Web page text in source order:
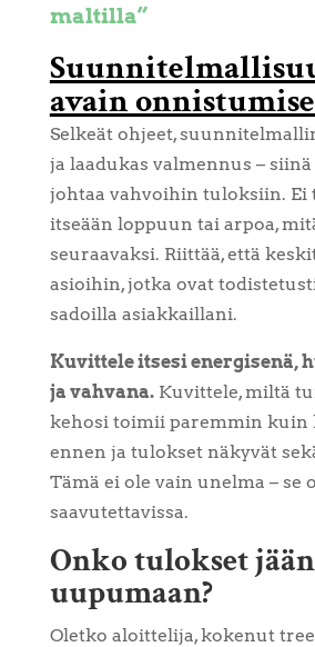
maltilla”
avain
Selkeät ohjeet,
ja laadukas valmennus –
johtaa vahvoihin tuloksiin. Ei
itseään loppuun tai arpoa,
seuraavaksi. Riittää, että
asioihin, jotka ovat
sadoilla asiakkaillani.
Kuvittele itsesi energisenä,
ja vahvana.Kuvittele, miltä
kehosi toimii paremmin kuin
ennen ja tulokset näkyvät
Tämä ei ole vain unelma – se
saavutettavissa.
Onko tulokset
uupumaan?
Oletko aloittelija, kokenut